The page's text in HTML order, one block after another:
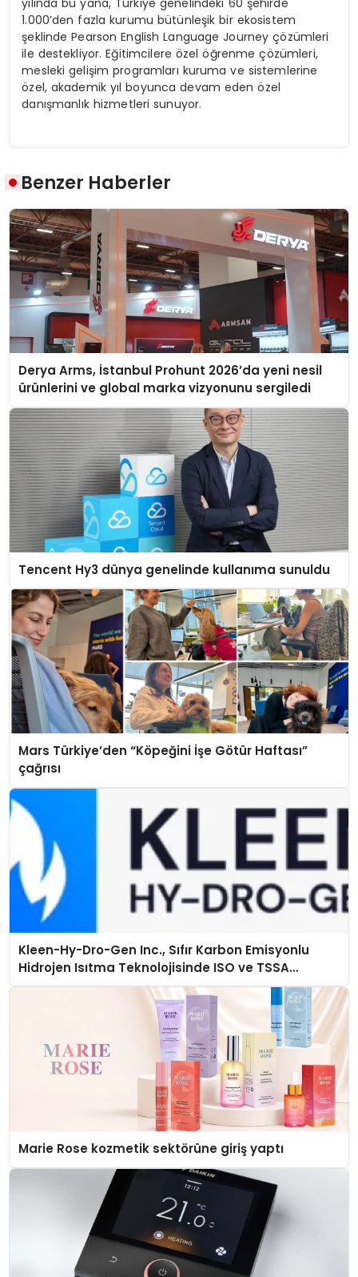
1.000’den fazla kurumu bütünleşik bir ekosistem
şeklinde Pearson English Language Journey çözümleri
ile destekliyor. Eğitimcilere özel öğrenme çözümleri,
mesleki gelişim programları kuruma ve sistemlerine
özel, akademik yıl boyunca devam eden özel
danışmanlık hizmetleri sunuyor.
Benzer Haberler
Derya Arms, İstanbul Prohunt 2026’da yeni nesil
ürünlerini ve global marka vizyonunu sergiledi
Tencent Hy3 dünya genelinde kullanıma sunuldu
Mars Türkiye’den “Köpeğini İşe Götür Haftası”
çağrısı
Kleen-Hy-Dro-Gen Inc., Sıfır Karbon Emisyonlu
Hidrojen Isıtma Teknolojisinde ISO ve TSSA
Düzenleyici Onaylarını Aldı
Marie Rose kozmetik sektörüne giriş yaptı